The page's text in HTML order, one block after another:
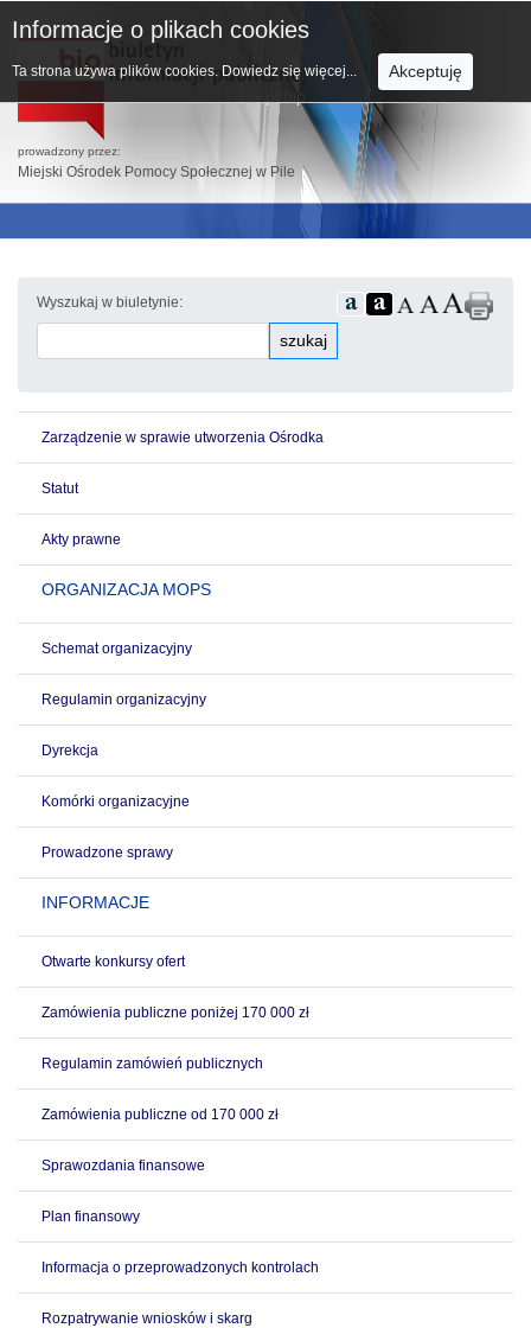
prowadzony przez:
Miejski Ośrodek Pomocy Społecznej w Pile
Wyszukaj w biuletynie:
szukaj
Zarządzenie w sprawie utworzenia Ośrodka
Statut
Akty prawne
ORGANIZACJA MOPS
Schemat organizacyjny
Regulamin organizacyjny
Dyrekcja
Komórki organizacyjne
Prowadzone sprawy
INFORMACJE
Otwarte konkursy ofert
Zamówienia publiczne poniżej 170 000 zł
Regulamin zamówień publicznych
Zamówienia publiczne od 170 000 zł
Sprawozdania finansowe
Plan finansowy
Informacja o przeprowadzonych kontrolach
Rozpatrywanie wniosków i skarg
Informacje o plikach cookies
Ta strona używa plików cookies. Dowiedz się więcej... Akceptuję